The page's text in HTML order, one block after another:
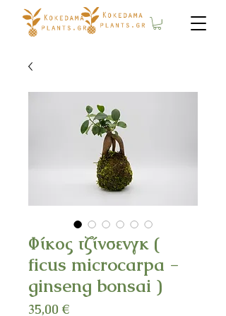
Φίκος τζίνσενγκ (
ficus microcarpa -
ginseng bonsai )
35,00 €Τιμή